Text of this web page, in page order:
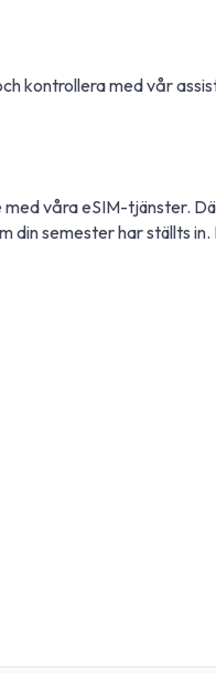
kontrollera med vår
våra eSIM-tjänster.
din semester har